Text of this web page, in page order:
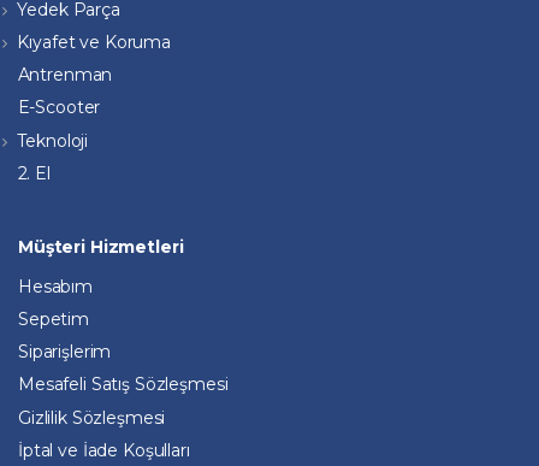
Yedek Parça
Kıyafet ve Koruma
Antrenman
E-Scooter
Teknoloji
2. El
Müşteri Hizmetleri
Hesabım
Sepetim
Siparişlerim
Mesafeli Satış Sözleşmesi
Gizlilik Sözleşmesi
İptal ve İade Koşulları